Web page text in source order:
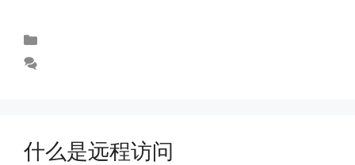
什么是远程访问